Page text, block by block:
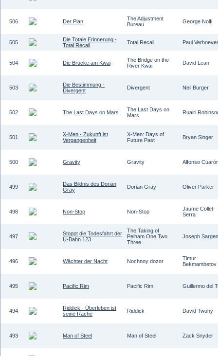
506 Der Plan
The Adjustment
Bureau
George Nolfi
505
Die Totale Erinnerung -
Total Recall
Total Recall Paul
504 Die Brücke am Kwai
The Bridge on the
River Kwai
David Lean
503
Die Bestimmung -
Divergent
Divergent Neil Burger
502 The Last Days on Mars
The Last Days on
Mars
Ruairi
501
X-Men - Zukunft ist
Vergangenheit
X-Men: Days of
Future Past
Bryan Singer
500 Gravity Gravity Alfonso
499
Das Bildnis des Dorian
Gray
Dorian Gray Oliver Parker
498 Non-Stop Non-Stop
Jaume Collet-
Serra
497
Stoppt die Todesfahrt der
U-Bahn 123
The Taking of
Pelham One Two
Three
Joseph
496 Wächter der Nacht Nochnoy dozor
Timur
Bekmambetov
495 Pacific Rim Pacific Rim Guillermo del
494
Riddick - Überleben ist
seine Rache
Riddick David Twohy
493 Man of Steel Man of Steel Zack Snyder